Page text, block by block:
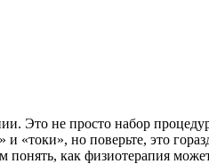
Это не просто набор
но поверьте, это
понять, как физиотерапия